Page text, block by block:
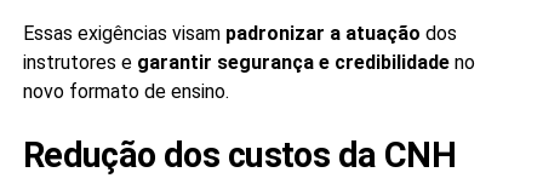
Essas exigências visam padronizar a atuação dos
instrutores e garantir segurança e credibilidadeno
novo formato de ensino.
Redução dos custos da CNH